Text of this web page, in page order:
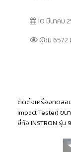
10 มีนาคม
ผู้ชม 6572
ติดตั้งเครื่องทดสอ
Impact Tester) ขน
ยี่ห้อ INSTRON รุ่น